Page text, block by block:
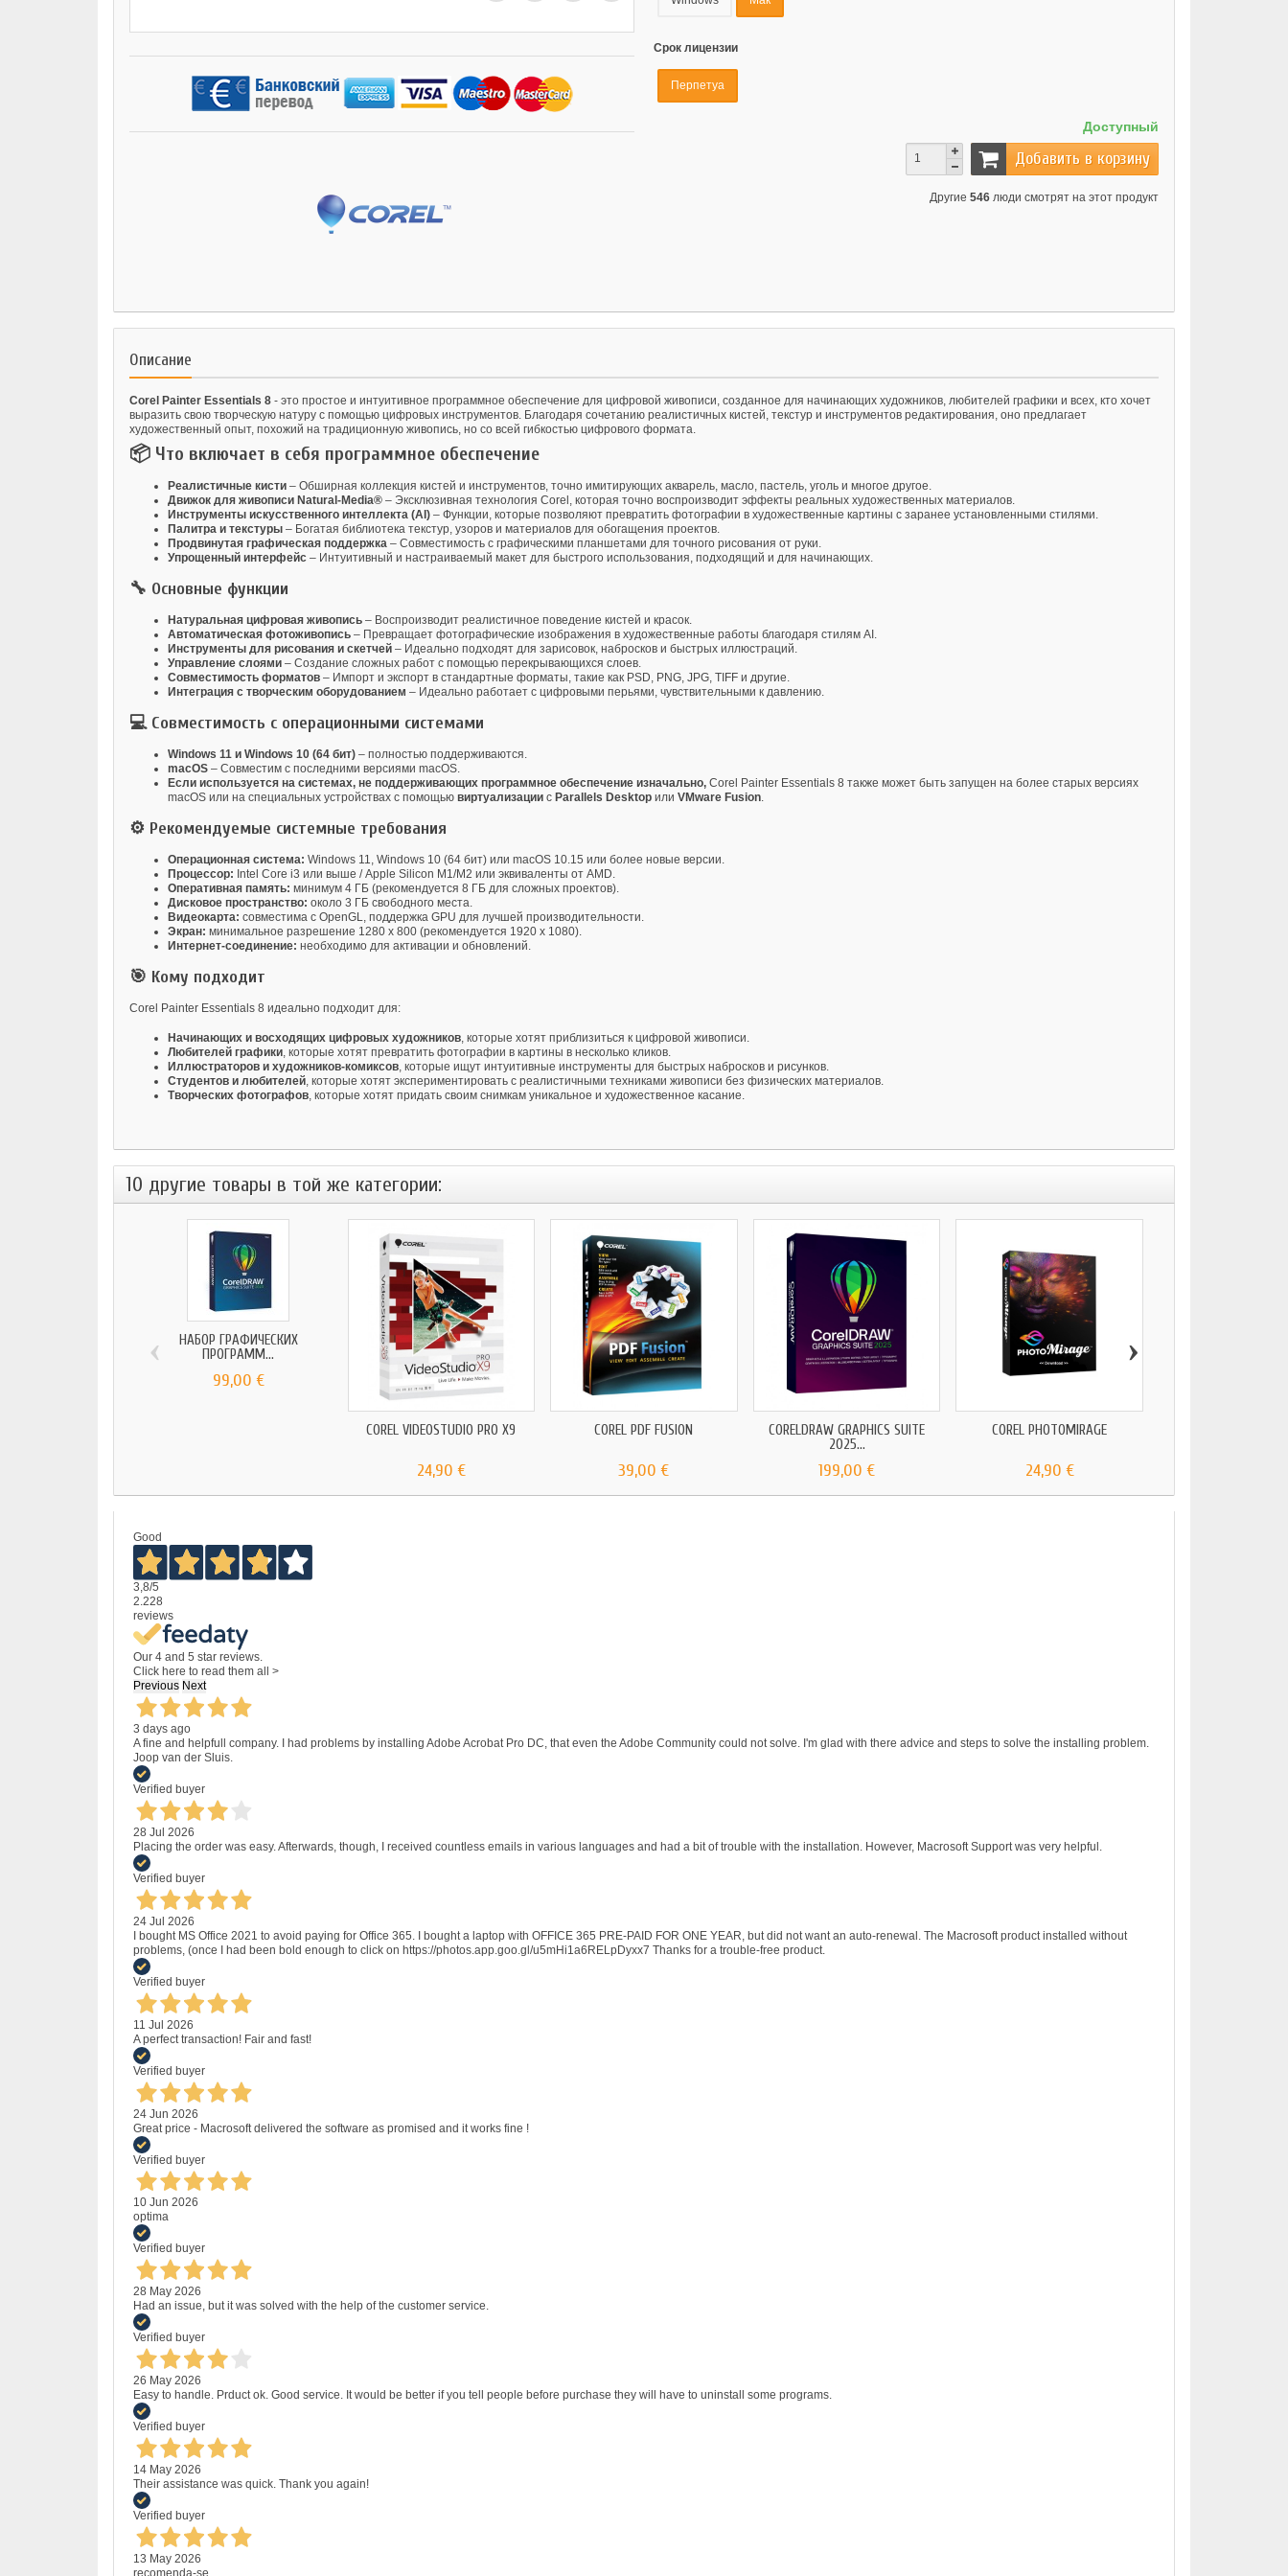
Срок лицензии
Перпетуа
Доступный
Добавить в корзину
Другие 546 люди смотрят на этот продукт
Описание
Corel Painter Essentials 8 - это простое и интуитивное программное обеспечение для цифровой живописи, созданное для начинающих художников, любителей графики и всех, кто хочет
выразить свою творческую натуру с помощью цифровых инструментов. Благодаря сочетанию реалистичных кистей, текстур и инструментов редактирования, оно предлагает
художественный опыт, похожий на традиционную живопись, но со всей гибкостью цифрового формата.
📦 Что включает в себя программное обеспечение
Реалистичные кисти – Обширная коллекция кистей и инструментов, точно имитирующих акварель, масло, пастель, уголь и многое другое.
Движок для живописи Natural-Media® – Эксклюзивная технология Corel, которая точно воспроизводит эффекты реальных художественных материалов.
Инструменты искусственного интеллекта (AI) – Функции, которые позволяют превратить фотографии в художественные картины с заранее установленными стилями.
Палитра и текстуры – Богатая библиотека текстур, узоров и материалов для обогащения проектов.
Продвинутая графическая поддержка – Совместимость с графическими планшетами для точного рисования от руки.
Упрощенный интерфейс – Интуитивный и настраиваемый макет для быстрого использования, подходящий и для начинающих.
🔧 Основные функции
Натуральная цифровая живопись – Воспроизводит реалистичное поведение кистей и красок.
Автоматическая фотоживопись – Превращает фотографические изображения в художественные работы благодаря стилям AI.
Инструменты для рисования и скетчей – Идеально подходят для зарисовок, набросков и быстрых иллюстраций.
Управление слоями – Создание сложных работ с помощью перекрывающихся слоев.
Совместимость форматов – Импорт и экспорт в стандартные форматы, такие как PSD, PNG, JPG, TIFF и другие.
Интеграция с творческим оборудованием – Идеально работает с цифровыми перьями, чувствительными к давлению.
💻 Совместимость с операционными системами
Windows 11 и Windows 10 (64 бит) – полностью поддерживаются.
macOS – Совместим с последними версиями macOS.
Если используется на системах, не поддерживающих программное обеспечение изначально, Corel Painter Essentials 8 также может быть запущен на более старых версиях
macOS или на специальных устройствах с помощью виртуализации с Parallels Desktop или VMware Fusion.
⚙️ Рекомендуемые системные требования
Операционная система: Windows 11, Windows 10 (64 бит) или macOS 10.15 или более новые версии.
Процессор: Intel Core i3 или выше / Apple Silicon M1/M2 или эквиваленты от AMD.
Оперативная память: минимум 4 ГБ (рекомендуется 8 ГБ для сложных проектов).
Дисковое пространство: около 3 ГБ свободного места.
Видеокарта: совместима с OpenGL, поддержка GPU для лучшей производительности.
Экран: минимальное разрешение 1280 x 800 (рекомендуется 1920 x 1080).
Интернет-соединение: необходимо для активации и обновлений.
🎯 Кому подходит
Corel Painter Essentials 8 идеально подходит для:
Начинающих и восходящих цифровых художников, которые хотят приблизиться к цифровой живописи.
Любителей графики, которые хотят превратить фотографии в картины в несколько кликов.
Иллюстраторов и художников-комиксов, которые ищут интуитивные инструменты для быстрых набросков и рисунков.
Студентов и любителей, которые хотят экспериментировать с реалистичными техниками живописи без физических материалов.
Творческих фотографов, которые хотят придать своим снимкам уникальное и художественное касание.
10 другие товары в той же категории:
НАБОР ГРАФИЧЕСКИХ
ПРОГРАММ...
99,00 €
COREL VIDEOSTUDIO PRO X9
24,90 €
COREL PDF FUSION
39,00 €
CORELDRAW GRAPHICS SUITE
2025...
199,00 €
COREL PHOTOMIRAGE
24,90 €
‹ ›
Good
3,8/5
2.228
reviews
Our 4 and 5 star reviews.
Click here to read them all >
Previous Next
3 days ago
A fine and helpfull company. I had problems by installing Adobe Acrobat Pro DC, that even the Adobe Community could not solve. I'm glad with there advice and steps to solve the installing problem.
Joop van der Sluis.
Verified buyer
28 Jul 2026
Placing the order was easy. Afterwards, though, I received countless emails in various languages and had a bit of trouble with the installation. However, Macrosoft Support was very helpful.
Verified buyer
24 Jul 2026
I bought MS Office 2021 to avoid paying for Office 365. I bought a laptop with OFFICE 365 PRE-PAID FOR ONE YEAR, but did not want an auto-renewal. The Macrosoft product installed without
problems, (once I had been bold enough to click on https://photos.app.goo.gl/u5mHi1a6RELpDyxx7 Thanks for a trouble-free product.
Verified buyer
11 Jul 2026
A perfect transaction! Fair and fast!
Verified buyer
24 Jun 2026
Great price - Macrosoft delivered the software as promised and it works fine !
Verified buyer
10 Jun 2026
optima
Verified buyer
28 May 2026
Had an issue, but it was solved with the help of the customer service.
Verified buyer
26 May 2026
Easy to handle. Prduct ok. Good service. It would be better if you tell people before purchase they will have to uninstall some programs.
Verified buyer
14 May 2026
Their assistance was quick. Thank you again!
Verified buyer
13 May 2026